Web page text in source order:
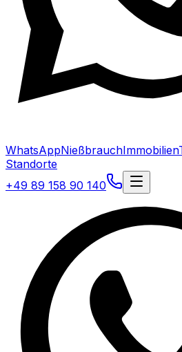
WhatsAppNießbrauchImmobilien
Standorte
+49 89 158 90 140